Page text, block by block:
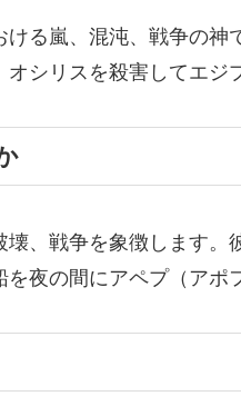
ける嵐、混沌、戦争の
シリスを殺害してエジ
壊、戦争を象徴します
夜の間にアペプ（アポ